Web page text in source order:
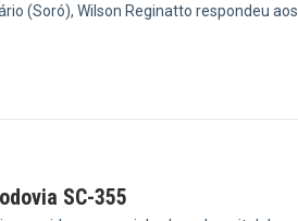
(Soró), Wilson Reginatto respondeu aos
SC-355